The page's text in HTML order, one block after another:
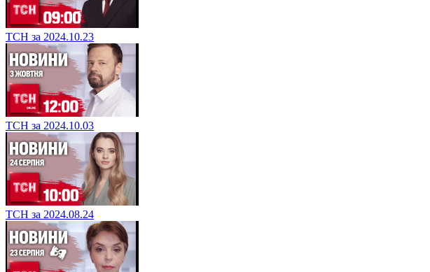
ТСН за 2024.10.23
ТСН за 2024.10.03
ТСН за 2024.08.24